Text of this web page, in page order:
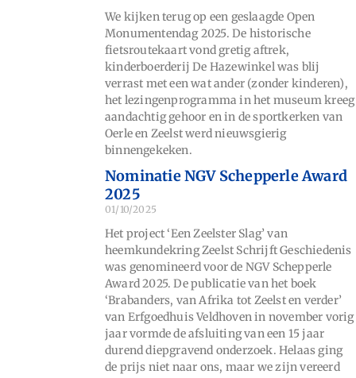
We kijken terug op een geslaagde Open
Monumentendag 2025. De historische
fietsroutekaart vond gretig aftrek,
kinderboerderij De Hazewinkel was blij
verrast met een wat ander (zonder kinderen),
het lezingenprogramma in het museum kreeg
aandachtig gehoor en in de sportkerken van
Oerle en Zeelst werd nieuwsgierig
binnengekeken.
Nominatie NGV Schepperle Award
2025
01/10/2025
Het project ‘Een Zeelster Slag’ van
heemkundekring Zeelst Schrijft Geschiedenis
was genomineerd voor de NGV Schepperle
Award 2025. De publicatie van het boek
‘Brabanders, van Afrika tot Zeelst en verder’
van Erfgoedhuis Veldhoven in november vorig
jaar vormde de afsluiting van een 15 jaar
durend diepgravend onderzoek. Helaas ging
de prijs niet naar ons, maar we zijn vereerd